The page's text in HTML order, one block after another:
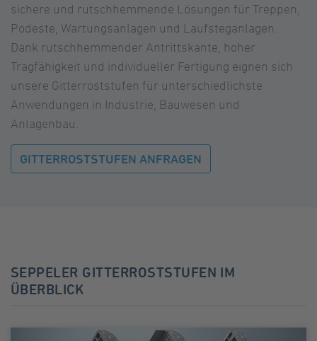
sichere und rutschhemmende Lösungen für Treppen,
Podeste, Wartungsanlagen und Laufsteganlagen.
Dank rutschhemmender Antrittskante, hoher
Tragfähigkeit und individueller Fertigung eignen sich
unsere Gitterroststufen für unterschiedlichste
Anwendungen in Industrie, Bauwesen und
Anlagenbau.
GITTERROSTSTUFEN ANFRAGEN
SEPPELER GITTERROSTSTUFEN IM
ÜBERBLICK